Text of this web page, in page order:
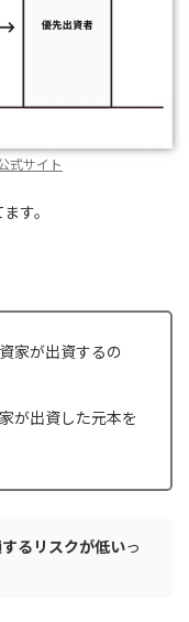
式サイト
す。
家が出資するの
が出資した元本を
るリスクが低いっ